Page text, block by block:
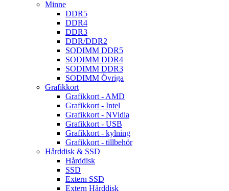
Minne
DDR5
DDR4
DDR3
DDR/DDR2
SODIMM DDR5
SODIMM DDR4
SODIMM DDR3
SODIMM Övriga
Grafikkort
Grafikkort - AMD
Grafikkort - Intel
Grafikkort - NVidia
Grafikkort - USB
Grafikkort - kylning
Grafikkort - tillbehör
Hårddisk & SSD
Hårddisk
SSD
Extern SSD
Extern Hårddisk